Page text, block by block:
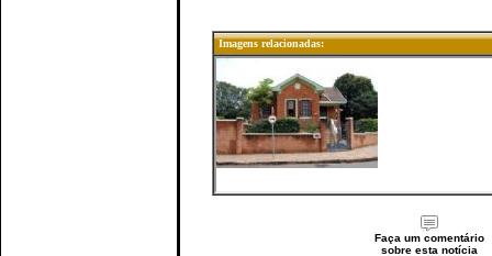
Imagens relacionadas:
Faça um comentário
sobre esta notícia